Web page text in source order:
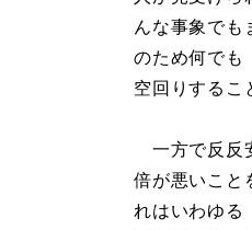
んな事象でも
のため何でも
空回りするこ
一方で反反
倍が悪いこと
れはいわゆる